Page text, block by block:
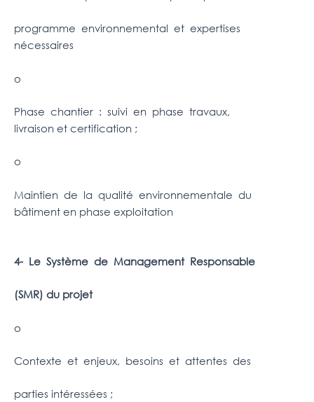
programme environnemental et expertises
nécessaires
o
Phase chantier : suivi en phase travaux,
livraison et certification ;
o
Maintien de la qualité environnementale du
bâtiment en phase exploitation
4- Le Système de Management Responsable
(SMR) du projet
o
Contexte et enjeux, besoins et attentes des
parties intéressées ;